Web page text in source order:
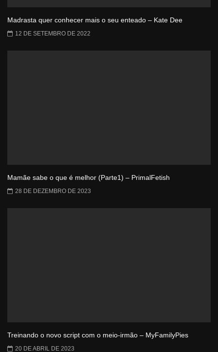
Madrasta quer conhecer mais o seu enteado – Kate Dee
12 DE SETEMBRO DE 2022
Mamãe sabe o que é melhor (Parte1) – PrimalFetish
28 DE DEZEMBRO DE 2023
Treinando o novo script com o meio-irmão – MyFamilyPies
20 DE ABRIL DE 2023